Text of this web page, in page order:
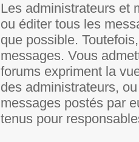
Les administrateurs et
ou éditer tous les
que possible.
messages. Vous
forums expriment la
des administrateurs,
messages postés par
tenus pour